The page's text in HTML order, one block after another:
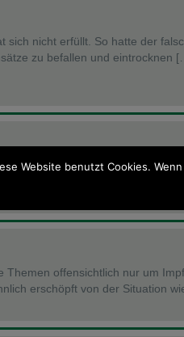
sich nicht erfüllt. So hatte der
zu befallen und eintrocknen
nahm sie im Juni ihre
offensichtlich nur um
erschöpft von der Situation
Website benutzt Cookies.